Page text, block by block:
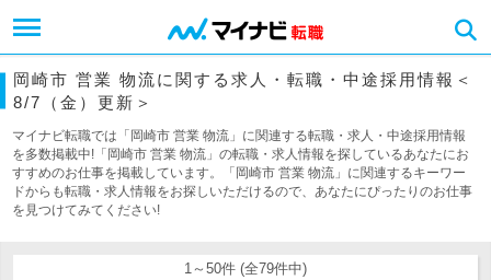
岡崎市 営業 物流に関する求人・転職・中途採用情報＜
8/7（金）更新＞
マイナビ転職では「岡崎市 営業 物流」に関連する転職・求人・中途採用情報
を多数掲載中!「岡崎市 営業 物流」の転職・求人情報を探しているあなたにお
すすめのお仕事を掲載しています。「岡崎市 営業 物流」に関連するキーワー
ドからも転職・求人情報をお探しいただけるので、あなたにぴったりのお仕事
を見つけてみてください!
1～50件 (全79件中)